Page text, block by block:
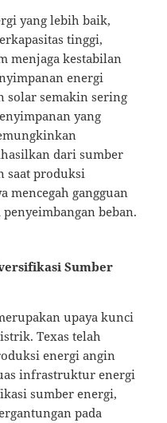
yang lebih baik,
tinggi,
menjaga kestabilan
energi
solar semakin sering
yang
dari sumber
saat produksi
mencegah gangguan
beban.
Sumber
upaya kunci
Texas telah
energi angin
infrastruktur energi
sumber energi,
pada